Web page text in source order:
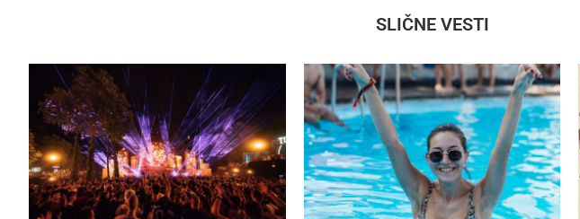
SLIČNE VESTI